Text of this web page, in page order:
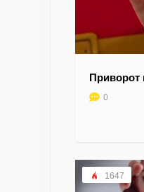
Приворот
0
1647